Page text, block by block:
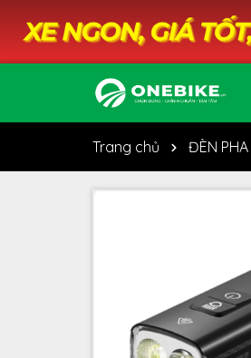
Trang chủ ĐÈN PHA